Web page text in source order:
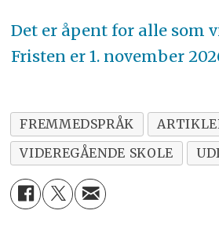
Det er åpent for alle som
Fristen er 1. november
FREMMEDSPRÅK
VIDEREGÅENDE SKOLE